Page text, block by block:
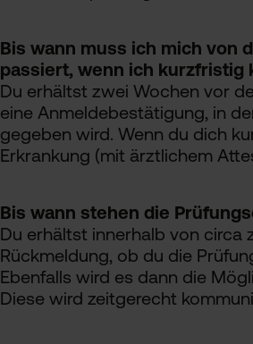
Bis wann muss ich mich von
passiert, wenn ich kurzfristig
Du erhältst zwei Wochen vor
eine Anmeldebestätigung, in
gegeben wird. Wenn du dich
Erkrankung (mit ärztlichem
Bis wann stehen die
Du erhältst innerhalb von circa
Rückmeldung, ob du die
Ebenfalls wird es dann die
Diese wird zeitgerecht